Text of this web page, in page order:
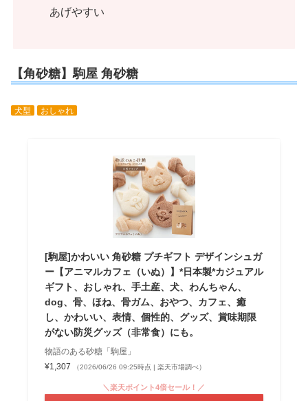
あげやすい
【角砂糖】駒屋 角砂糖
犬型 おしゃれ
[駒屋]かわいい 角砂糖 プチギフト デザインシュガ
ー【アニマルカフェ（いぬ）】*日本製*カジュアル
ギフト、おしゃれ、手土産、犬、わんちゃん、
dog、骨、ほね、骨ガム、おやつ、カフェ、癒
し、かわいい、表情、個性的、グッズ、賞味期限
がない防災グッズ（非常食）にも。
物語のある砂糖「駒屋」
¥1,307
（2026/06/26 09:25時点 | 楽天市場調べ）
＼楽天ポイント4倍セール！／